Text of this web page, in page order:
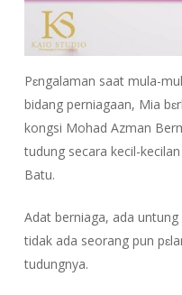
Pɛngalaman saat mula-
bidang perniagaan, Mia
kongsi Mohad Azman
tudung secara kecil-
Batu.
Adat berniaga, ada
tidak ada seorang pun
tudungnya.